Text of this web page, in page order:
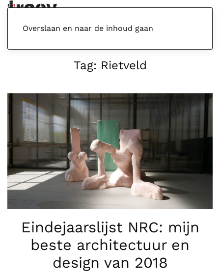
Overslaan en naar de inhoud gaan
Tag: Rietveld
Eindejaarslijst NRC: mijn
beste architectuur en
design van 2018